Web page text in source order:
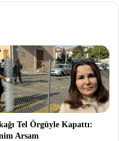
Tel Örgüyle Kapattı:
Arsam